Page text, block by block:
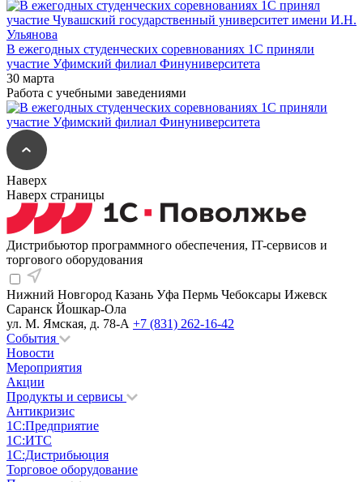
В ежегодных студенческих соревнованиях 1С приняли
участие Уфимский филиал Финуниверситета
30 марта
Работа с учебными заведениями
Наверх
Наверх страницы
Дистрибьютор программного обеспечения, IT-сервисов и
торгового оборудования
Нижний Новгород Казань Уфа Пермь Чебоксары Ижевск
Саранск Йошкар-Ола
ул. М. Ямская, д. 78-А +7 (831) 262-16-42
События
Новости
Мероприятия
Акции
Продукты и сервисы
Антикризис
1С:Предприятие
1С:ИТС
1С:Дистрибьюция
Торговое оборудование